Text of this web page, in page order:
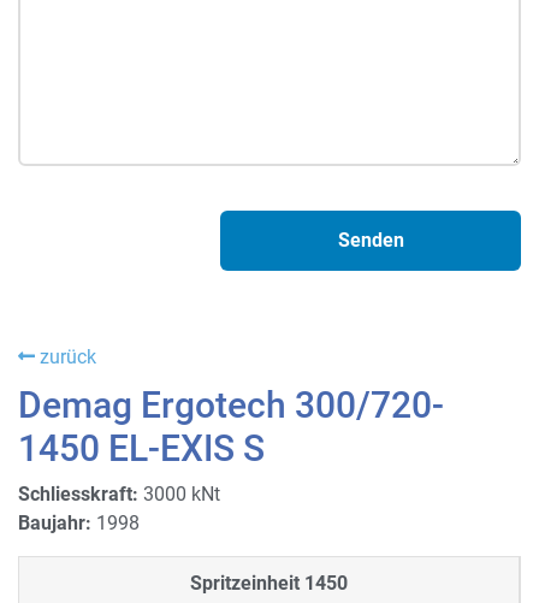
zurück
Demag Ergotech 300/720-
1450 EL-EXIS S
Schliesskraft: 3000 kNt
Baujahr: 1998
Spritzeinheit 1450